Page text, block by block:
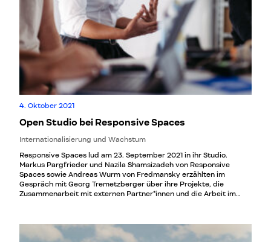
4. Oktober 2021
Open Studio bei Responsive Spaces
Internationalisierung und Wachstum
Responsive Spaces lud am 23. September 2021 in ihr Studio.
Markus Pargfrieder und Nazila Shamsizadeh von Responsive
Spaces sowie Andreas Wurm von Fredmansky erzählten im
Gespräch mit Georg Tremetzberger über ihre Projekte, die
Zusammenarbeit mit externen Partner*innen und die Arbeit im